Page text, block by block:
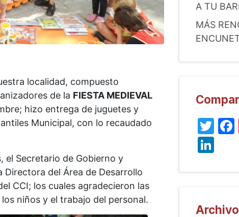
localidad, compuesto
de la FIESTA MEDIEVAL
hizo entrega de juguetes y
Municipal, con lo recaudado
el Secretario de Gobierno y
Directora del Área de Desarrollo
CCI; los cuales agradecieron las
niños y el trabajo del personal.
A TU
MÁS
Archivo